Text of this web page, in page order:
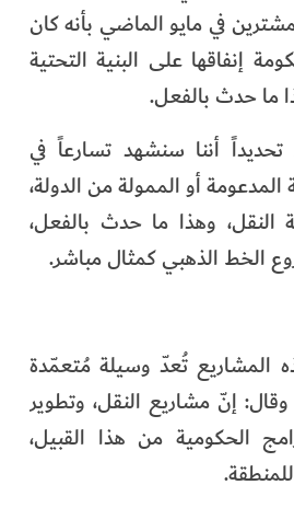
في مايو الماضي بأنه كان
إنفاقها على البنية التحتية
ما حدث بالفعل.
أننا سنشهد تسارعاً في
المدعومة أو الممولة من الدولة،
النقل، وهذا ما حدث بالفعل،
الخط الذهبي كمثال مباشر.
المشاريع تُعدّ وسيلة مُتعمّدة
إنّ مشاريع النقل، وتطوير
الحكومية من هذا القبيل،